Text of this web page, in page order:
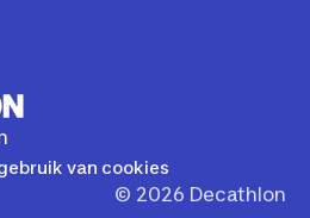
van cookies
© 2026 Decathlon